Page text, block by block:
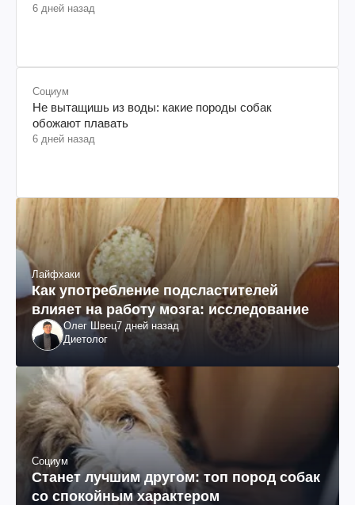
6 дней назад
Социум
Не вытащишь из воды: какие породы собак
обожают плавать
6 дней назад
Лайфхаки
Как употребление подсластителей
влияет на работу мозга: исследование
Олег Швец7 дней назад
Диетолог
Социум
Станет лучшим другом: топ пород собак
со спокойным характером